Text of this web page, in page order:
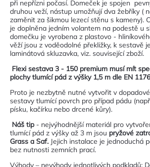
při nepřízni počasí. Domeček je spojen
druhou veží, nástup umožňují dva žebříky (
zaměnit za šikmou lezecí stěnu s kameny).
je doplněna jedním volantem na podestě u
domečku je vyrobena z plastovo -
věží jsou z voděodolné překližky, k sestavě
laminátová skluzavka, viz. související zboží.
Flexi sestava 3 - 150 premium musí mít
plochy tlumící pád z výšky 1,5 m dle EN
Proto je nezbytně nutné vytvořit v
sestavy tlumící povrch pro případ pádu
písku, kačírku nebo drcené kůry).
Náš tip- nejvýhodnější materiál pro
tlumící pád z výšky až 3 m jsou pryžové
Grass a Saf. Jejich instalace je jednoduchá
bez nutnosti zemních prací.
Výhody – nevýhody jednotlivých podkladů: